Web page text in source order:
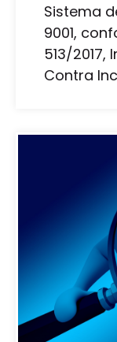
Sistema
9001,
513/
Contra